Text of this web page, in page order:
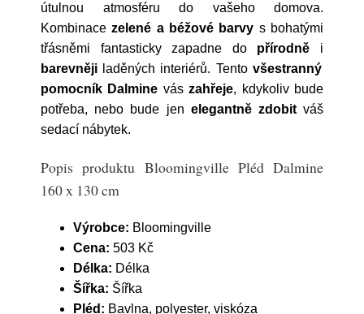
útulnou atmosféru do vašeho domova.
Kombinacezelené a béžové barvy s bohatými
třásněmi fantasticky zapadne do přírodně i
barevněji laděných interiérů. Tento všestranný
pomocník Dalmine vászahřeje, kdykoliv bude
potřeba, nebo bude jen elegantně zdobitváš
sedací nábytek.
Popis produktu Bloomingville Pléd Dalmine
160 x 130 cm
Výrobce: Bloomingville
Cena: 503 Kč
Délka: Délka
Šířka: Šířka
Pléd: Bavlna, polyester, viskóza